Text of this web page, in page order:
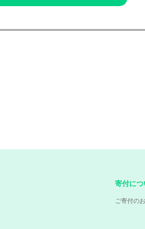
寄付につ
ご寄付の